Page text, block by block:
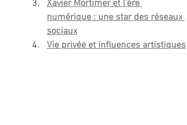
Xavier Mortimer et l'ère
numérique : une star des réseaux
sociaux
Vie privée et influences artistiques